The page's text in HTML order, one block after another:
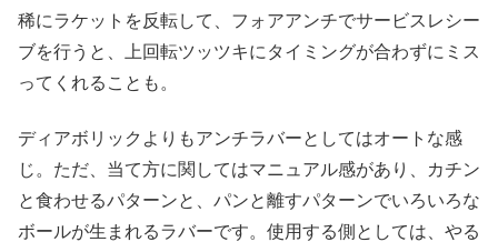
稀にラケットを反転して、フォアアンチでサービスレシー
ブを行うと、上回転ツッツキにタイミングが合わずにミス
ってくれることも。
ディアボリックよりもアンチラバーとしてはオートな感
じ。ただ、当て方に関してはマニュアル感があり、カチン
と食わせるパターンと、パンと離すパターンでいろいろな
ボールが生まれるラバーです。使用する側としては、やる